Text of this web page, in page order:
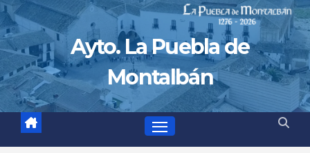
Ayto. La Puebla de
Montalbán